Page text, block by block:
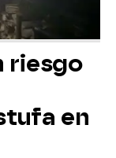
riesgo
en